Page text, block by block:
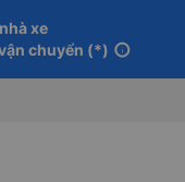
xe
chuyển (*) info